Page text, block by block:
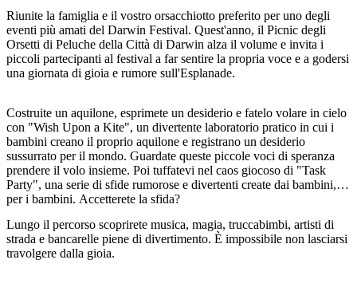
Cerca:
Sign
up
Riunite la famiglia e il vostro orsacchiotto preferito per uno degli
eventi più amati del Darwin Festival. Quest'anno, il Picnic degli
Orsetti di Peluche della Città di Darwin alza il volume e invita i
piccoli partecipanti al festival a far sentire la propria voce e a godersi
una giornata di gioia e rumore sull'Esplanade.
Costruite un aquilone, esprimete un desiderio e fatelo volare in cielo
con "Wish Upon a Kite", un divertente laboratorio pratico in cui i
bambini creano il proprio aquilone e registrano un desiderio
sussurrato per il mondo. Guardate queste piccole voci di speranza
prendere il volo insieme. Poi tuffatevi nel caos giocoso di "Task
Party", una serie di sfide rumorose e divertenti create dai bambini,
per i bambini. Accetterete la sfida?
Lungo il percorso scoprirete musica, magia, truccabimbi, artisti di
strada e bancarelle piene di divertimento. È impossibile non lasciarsi
travolgere dalla gioia.